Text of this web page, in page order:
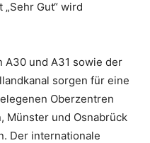
Gut“ wird
A30 und A31 sowie der
sorgen für eine
Oberzentren
Münster und Osnabrück
Der internationale